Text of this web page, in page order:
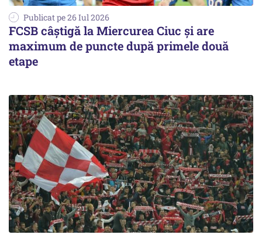
Publicat pe 26 Iul 2026
FCSB câştigă la Miercurea Ciuc şi are
maximum de puncte după primele două
etape